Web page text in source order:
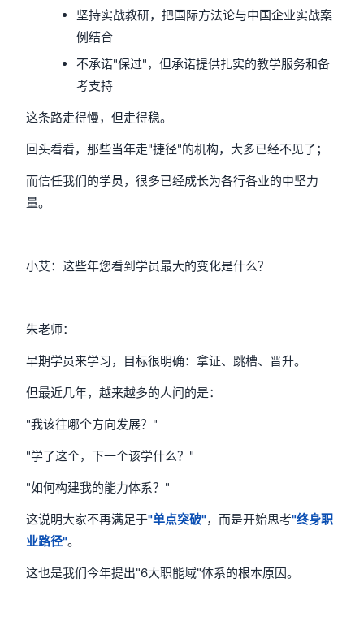
坚持实战教研，把国际方法论与中国企业实战案
例结合
不承诺"保过"，但承诺提供扎实的教学服务和备
考支持
这条路走得慢，但走得稳。
回头看看，那些当年走"捷径"的机构，大多已经不见了；
而信任我们的学员，很多已经成长为各行各业的中坚力
量。
小艾：这些年您看到学员最大的变化是什么？
朱老师：
早期学员来学习，目标很明确：拿证、跳槽、晋升。
但最近几年，越来越多的人问的是：
"我该往哪个方向发展？"
"学了这个，下一个该学什么？"
"如何构建我的能力体系？"
这说明大家不再满足于"单点突破"，而是开始思考"终身职
业路径"。
这也是我们今年提出"6大职能域"体系的根本原因。